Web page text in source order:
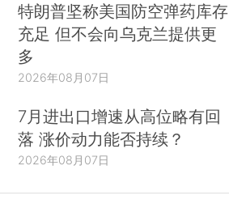
特朗普坚称美国防空弹药库存
充足 但不会向乌克兰提供更
多
2026年08月07日
7月进出口增速从高位略有回
落 涨价动力能否持续？
2026年08月07日